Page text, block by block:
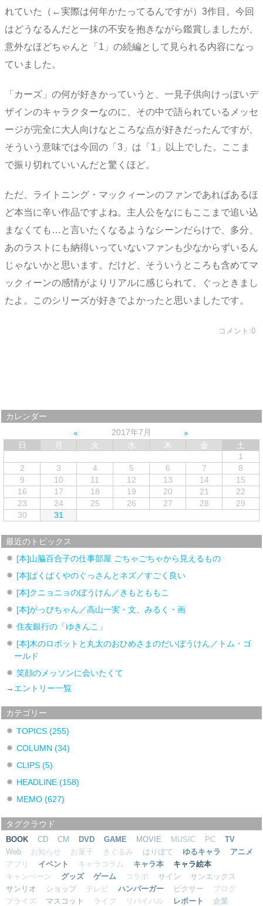
れていた（←実際は何年かたってるんですが）3作目。今回
はどうなるんだと一抹の不安を抱きながら鑑賞しましたが、
意外なほどちゃんと「1」の続編として見られる内容になっ
ていました。
「カーズ」の何が好きかっていうと、一見子供向けっぽいデ
ザインのキャラクターなのに、その中で語られているメッセ
ージが完全に大人向けなところな点が好きだったんですが、
そういう意味では今回の「3」は「1」以上でした。ここま
で振り切れていいんだと驚くほど。
ただ、ライトニング・マックィーンのファンであればあるほ
ど本当に辛い作品ですよね。主人公をなにもここまで追い込
まなくても…と言いたくなるようなシーンだらけで、多分、
あのラストにも納得いっていないファンも少なからずいるん
じゃないかと思います。だけど、そういうところも含めてマ
ックィーンの感情がよりリアルに感じられて、ぐっときまし
たよ。このシリーズが好きでよかったと思いましたです。
コメント:0
カレンダー
2017年7月
日
月 火 水 木 金
土
1
2
3 4 5 6 7
8
9
10 11 12 13 14
15
16
17 18 19 20 21
22
23
24 25 26 27 28
29
30
31
最近のトピックス
[本]山脇百合子の仕事部屋 ごちゃごちゃから見えるもの
[本]ぱくぱくやのぐっさんとネズ／すごく良い
[本]クニョニョのぼうけん／きもとももこ
[本]がっぴちゃん／高山一実・文、みるく・画
住友銀行の「ゆきんこ」
[本]木のロボットと丸太のおひめさまのだいぼうけん／トム・ゴ
ールド
笑顔のメッソンに会いたくて
→ エントリー一覧
カテゴリー
TOPICS(255)
COLUMN(34)
CLIPS(5)
HEADLINE(158)
MEMO(627)
タグクラウド
BOOK CD CM DVD GAME MOVIE MUSIC PC
TV
Web
お知らせ お菓子 きぐるみ はりぼて ゆるキャラ
アニメ
アプリ
イベント キャラコラム キャラ本
キャラ絵本
キャンペーン
グッズ ゲーム コラボ サイン
サンエックス
サンリオ
ショップ テレビ ハンバーガー ピクサー
ブログ
プライズ
マスコット ライブ リバイバル レポート
企業